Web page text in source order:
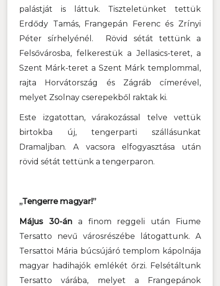
palástját is láttuk. Tiszteletünket tettük
Erdődy Tamás, Frangepán Ferenc és Zrínyi
Péter sírhelyénél. Rövid sétát tettünk a
Felsővárosba, felkerestük a Jellasics-teret, a
Szent Márk-teret a Szent Márk templommal,
rajta Horvátország és Zágráb címerével,
melyet Zsolnay cserepekből raktak ki.
Este izgatottan, várakozással telve vettük
birtokba új, tengerparti szállásunkat
Dramaljban. A vacsora elfogyasztása után
rövid sétát tettünk a tengerparon.
„Tengerre magyar!”
Május 30-án a finom reggeli után Fiume
Tersatto nevű városrészébe látogattunk. A
Tersattoi Mária búcsújáró templom kápolnája
magyar hadihajók emlékét őrzi. Felsétáltunk
Tersatto várába, melyet a Frangepánok